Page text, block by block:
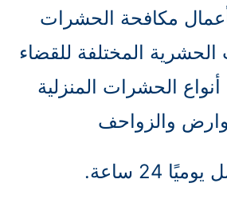
مكافحة الحشرات
المختلفة للقضاء
الحشرات المنزلية
والزواحف
24 ساعة.